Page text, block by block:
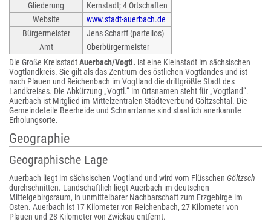
Gliederung
Kernstadt; 4 Ortschaften
Website
www.stadt-auerbach.de
Bürgermeister
Jens Scharff (parteilos)
Amt
Oberbürgermeister
Die Große KreisstadtAuerbach/Vogtl. ist eine Kleinstadt im sächsischen
Vogtlandkreis. Sie gilt als das Zentrum des östlichen Vogtlandes und ist
nach Plauen und Reichenbach im Vogtland die drittgrößte Stadt des
Landkreises. Die Abkürzung „Vogtl.“ im Ortsnamen steht für „Vogtland“.
Auerbach ist Mitglied im Mittelzentralen Städteverbund Göltzschtal. Die
Gemeindeteile Beerheide und Schnarrtanne sind staatlich anerkannte
Erholungsorte.
Geographie
Geographische Lage
Auerbach liegt im sächsischen Vogtland und wird vom Flüsschen Göltzsch
durchschnitten. Landschaftlich liegt Auerbach im deutschen
Mittelgebirgsraum, in unmittelbarer Nachbarschaft zum Erzgebirge im
Osten. Auerbach ist 17 Kilometer von Reichenbach, 27 Kilometer von
Plauen und 28 Kilometer von Zwickau entfernt.